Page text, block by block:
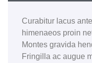
Curabitur lacus
himenaeos proin
Montes gravida
Fringilla ac augue